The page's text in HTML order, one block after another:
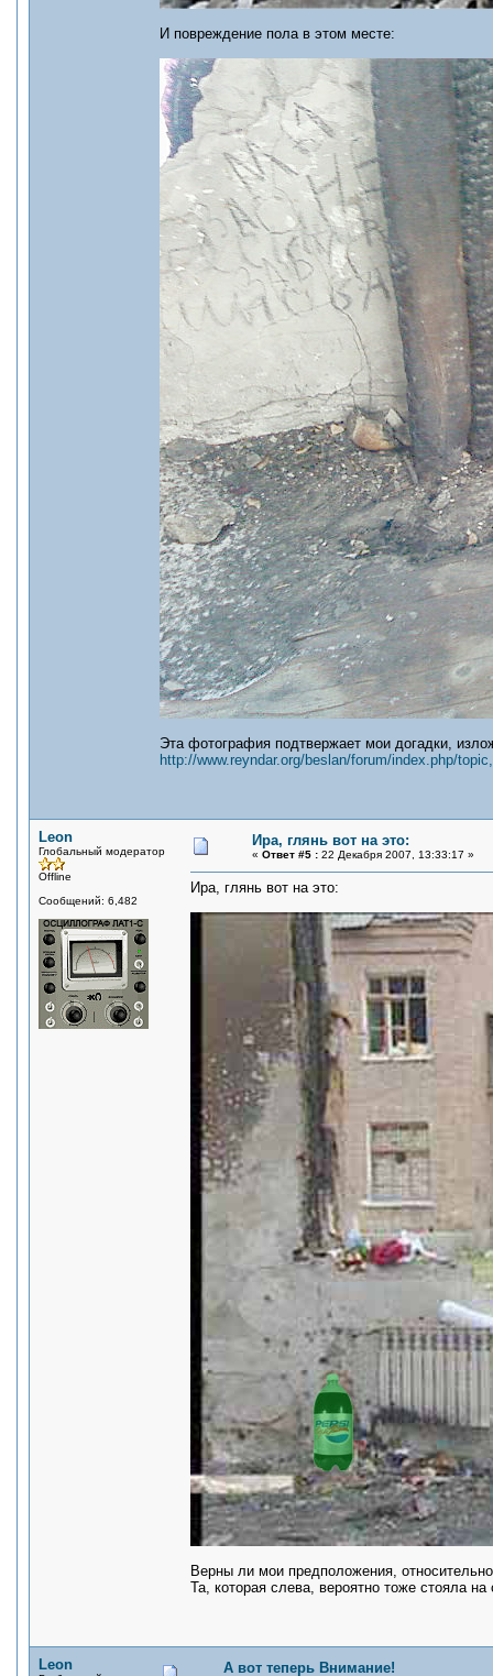
И повреждение пола в этом месте:
Эта фотография подтвержает мои догадки,
http://www.reyndar.org/beslan/forum/index.php/
Leon
Глобальный модератор
Offline
Сообщений: 6,482
Ира, глянь вот на это:
« Ответ #5 : 22 Декабря 2007, 13:33:17 »
Ира, глянь вот на это:
Верны ли мои предположения,
Та, которая слева, вероятно тоже стояла
Leon А вот теперь Внимание!